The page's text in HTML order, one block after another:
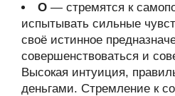
О — стремятся к
испытывать сильные
своё истинное
совершенствоваться и
Высокая интуиция,
деньгами. Стремление к